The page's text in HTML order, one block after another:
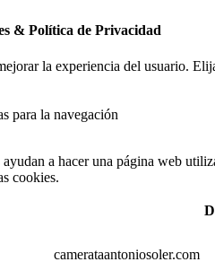
& Política de Privacidad
la experiencia del usuario.
para la navegación
ayudan a hacer una página web
cookies.
camerataantoniosoler.com